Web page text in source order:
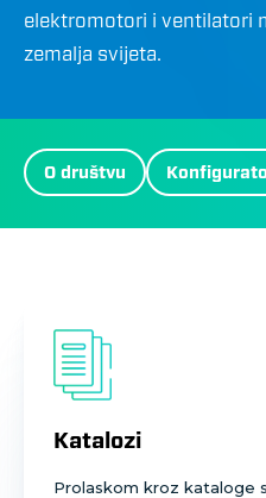
elektromotori i ventilatori
zemalja svijeta.
MES
Menu
O društvu
Katalozi
Prolaskom kroz kataloge